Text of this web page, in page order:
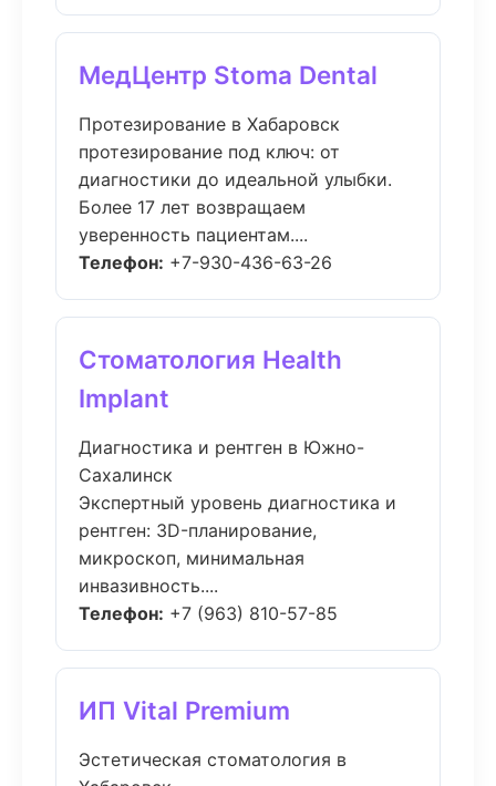
МедЦентр Stoma Dental
Протезирование в Хабаровск
протезирование под ключ: от
диагностики до идеальной улыбки.
Более 17 лет возвращаем
уверенность пациентам....
Телефон: +7-930-436-63-26
Стоматология Health
Implant
Диагностика и рентген в Южно-
Сахалинск
Экспертный уровень диагностика и
рентген: 3D-планирование,
микроскоп, минимальная
инвазивность....
Телефон: +7 (963) 810-57-85
ИП Vital Premium
Эстетическая стоматология в